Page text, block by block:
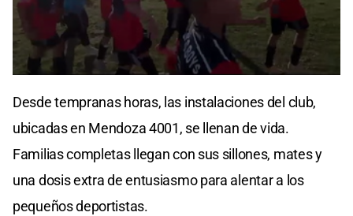
of
seconds
Desde tempranas horas, las instalaciones del club,
ubicadas en Mendoza 4001, se llenan de vida.
Familias completas llegan con sus sillones, mates y
una dosis extra de entusiasmo para alentar a los
pequeños deportistas.